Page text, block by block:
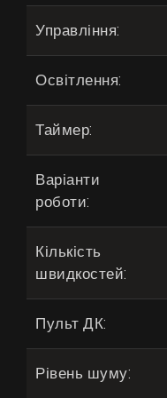
Управління:
Освітлення:
Таймер:
Варіанти
роботи:
Кількість
швидкостей:
Пульт ДК:
Рівень шуму: